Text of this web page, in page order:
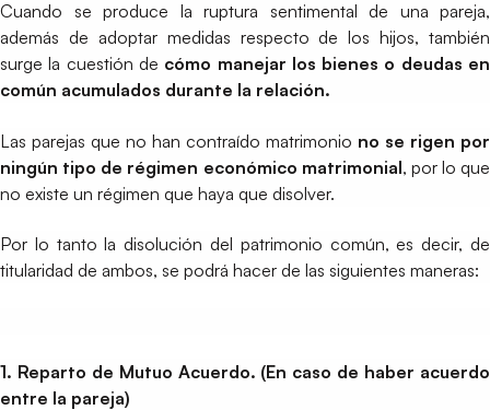
Cuando se produce la ruptura sentimental de una pareja,
además de adoptar medidas respecto de los hijos, también
surge la cuestión de cómo manejar los bienes o deudas en
común acumulados durante la relación.
Las parejas que no han contraído matrimonio no se rigen por
ningún tipo de régimen económico matrimonial, por lo que
no existe un régimen que haya que disolver.
Por lo tanto la disolución del patrimonio común, es decir, de
titularidad de ambos, se podrá hacer de las siguientes maneras:
1. Reparto de Mutuo Acuerdo. (En caso de haber acuerdo
entre la pareja)